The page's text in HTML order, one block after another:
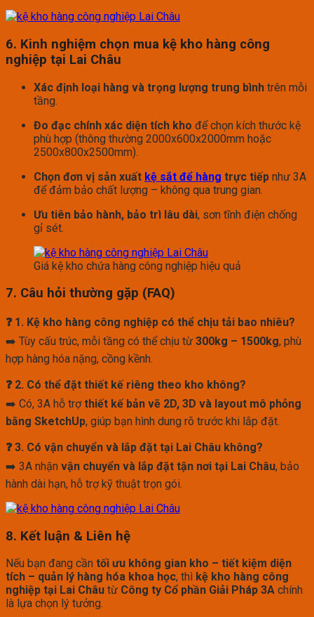
6. Kinh nghiệm chọn mua kệ kho hàng công
nghiệp tại Lai Châu
Xác định loại hàng và trọng lượng trung bình trên mỗi
tầng.
Đo đạc chính xác diện tích kho để chọn kích thước kệ
phù hợp (thông thường 2000x600x2000mm hoặc
2500x800x2500mm).
Chọn đơn vị sản xuất kệ sắt để hàng trực tiếp như 3A
để đảm bảo chất lượng – không qua trung gian.
Ưu tiên bảo hành, bảo trì lâu dài, sơn tĩnh điện chống
gỉ sét.
Giá kệ kho chứa hàng công nghiệp hiệu quả
7. Câu hỏi thường gặp (FAQ)
❓ 1. Kệ kho hàng công nghiệp có thể chịu tải bao nhiêu?
➡️ Tùy cấu trúc, mỗi tầng có thể chịu từ 300kg – 1500kg, phù
hợp hàng hóa nặng, cồng kềnh.
❓ 2. Có thể đặt thiết kế riêng theo kho không?
➡️ Có, 3A hỗ trợthiết kế bản vẽ 2D, 3D và layout mô phỏng
bằng SketchUp, giúp bạn hình dung rõ trước khi lắp đặt.
❓ 3. Có vận chuyển và lắp đặt tại Lai Châu không?
➡️ 3A nhận vận chuyển và lắp đặt tận nơi tại Lai Châu, bảo
hành dài hạn, hỗ trợ kỹ thuật trọn gói.
8. Kết luận & Liên hệ
Nếu bạn đang cần tối ưu không gian kho – tiết kiệm diện
tích – quản lý hàng hóa khoa học, thì kệ kho hàng công
nghiệp tại Lai Châu từ Công ty Cổ phần Giải Pháp 3A chính
là lựa chọn lý tưởng.